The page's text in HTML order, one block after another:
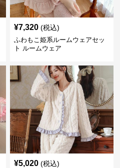
¥7,320 (税込)
ふわもこ姫系ルームウェアセッ
ト ルームウェア
¥5,020 (税込)